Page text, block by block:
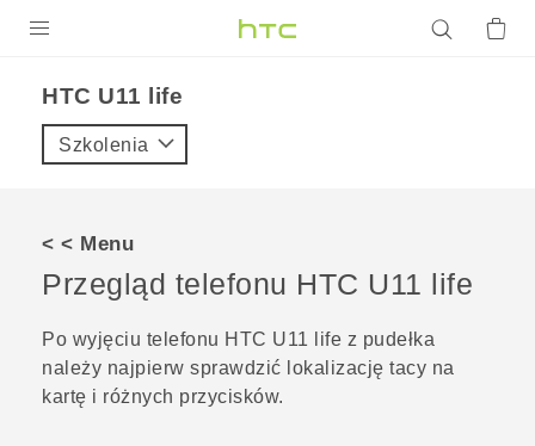
VIVE
POMOC TECHNICZNA
HTC U11 life‎
Szkolenia
< < Menu
Przegląd telefonu HTC U11 life
Po wyjęciu telefonu HTC U11 life z pudełka
należy najpierw sprawdzić lokalizację tacy na
kartę i różnych przycisków.